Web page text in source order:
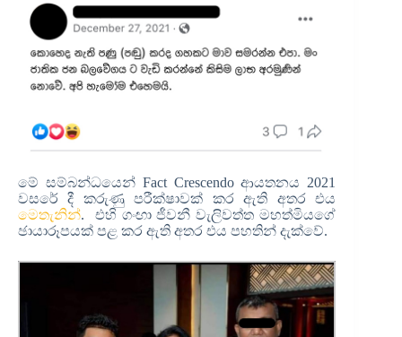
මේ සම්බන්ධයෙන් Fact Crescendo ආයතනය 2021
වසරේ දී කරුණු පරීක්ෂාවක් කර ඇති අතර එය
මෙතැනින්. එහි ගංඟා ජීවනී වැලිවත්ත මහත්මියගේ
ඡායාරූපයක් පළ කර ඇති අතර එය පහතින් දැක්වේ.